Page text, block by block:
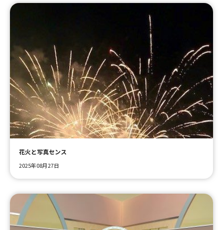
花火と写真センス
2025年08月27日